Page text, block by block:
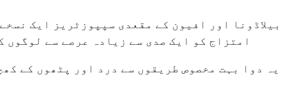
بیلاڈونا اور افیون کے مقعدی سپپوزٹریز ایک
امتزاج کو ایک صدی سے زیادہ عرصے سے لوگوں
یہ دوا بہت مخصوص طریقوں سے درد اور پٹھوں کے